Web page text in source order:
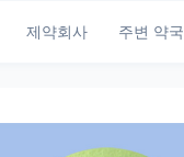
제약회사 주변 약국